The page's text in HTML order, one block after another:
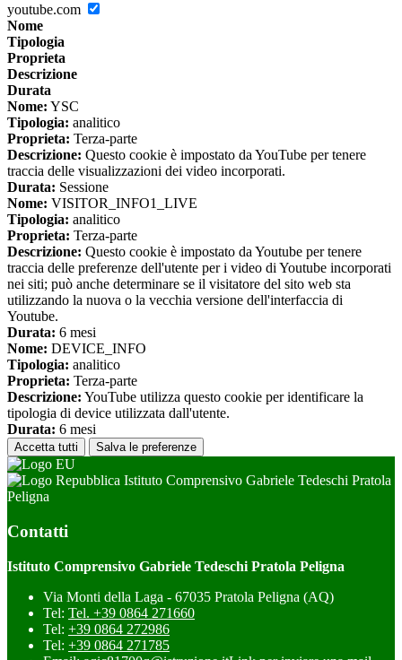
youtube.com
Nome
Tipologia
Proprieta
Descrizione
Durata
Nome: YSC
Tipologia: analitico
Proprieta: Terza-parte
Descrizione: Questo cookie è impostato da YouTube per tenere
traccia delle visualizzazioni dei video incorporati.
Durata: Sessione
Nome: VISITOR_INFO1_LIVE
Tipologia: analitico
Proprieta: Terza-parte
Descrizione: Questo cookie è impostato da Youtube per tenere
traccia delle preferenze dell'utente per i video di Youtube incorporati
nei siti; può anche determinare se il visitatore del sito web sta
utilizzando la nuova o la vecchia versione dell'interfaccia di
Youtube.
Durata: 6 mesi
Nome: DEVICE_INFO
Tipologia: analitico
Proprieta: Terza-parte
Descrizione: YouTube utilizza questo cookie per identificare la
tipologia di device utilizzata dall'utente.
Durata: 6 mesi
Accetta tutti Salva le preferenze
Istituto Comprensivo Gabriele Tedeschi Pratola
Peligna
Contatti
Istituto Comprensivo Gabriele Tedeschi Pratola Peligna
Via Monti della Laga - 67035 Pratola Peligna (AQ)
Tel: Tel. +39 0864 271660
Tel: +39 0864 272986
Tel: +39 0864 271785